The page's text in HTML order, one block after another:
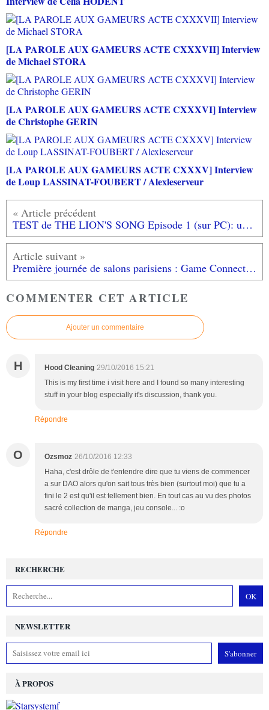
[LA PAROLE AUX GAMEURS ACTE CXXXVII] Interview
de Michael STORA
[LA PAROLE AUX GAMEURS ACTE CXXXVI] Interview
de Christophe GERIN
[LA PAROLE AUX GAMEURS ACTE CXXXV] Interview
de Loup LASSINAT-FOUBERT / Alexleserveur
TEST de THE LION'S SONG Episode 1 (sur PC): une histoire d'inspiration racontée par du point'n'click
Première journée de salons parisiens : Game Connection 16 et soirée Paris Games Week 2016
COMMENTER CET ARTICLE
Ajouter un commentaire
H Hood Cleaning 29/10/2016 15:21
This is my first time i visit here and I found so many interesting
stuff in your blog especially it's discussion, thank you.
Répondre
O Ozsmoz 26/10/2016 12:33
Haha, c'est drôle de t'entendre dire que tu viens de commencer
a sur DAO alors qu'on sait tous très bien (surtout moi) que tu a
fini le 2 est qu'il est tellement bien. En tout cas au vu des photos
sacré collection de manga, jeu console... :o
Répondre
NEWSLETTER
RECHERCHE
À PROPOS